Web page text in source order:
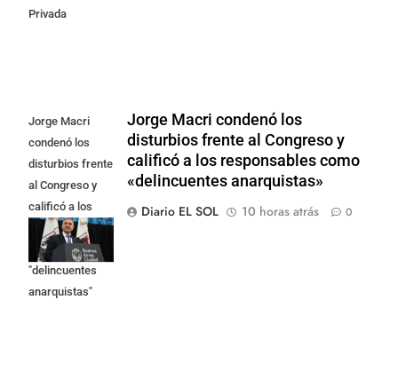
Privada
Jorge Macri
condenó los
disturbios frente
al Congreso y
calificó a los
responsables
como
"delincuentes
anarquistas"
Jorge Macri condenó los
disturbios frente al Congreso y
calificó a los responsables como
«delincuentes anarquistas»
Diario EL SOL
10 horas atrás 0